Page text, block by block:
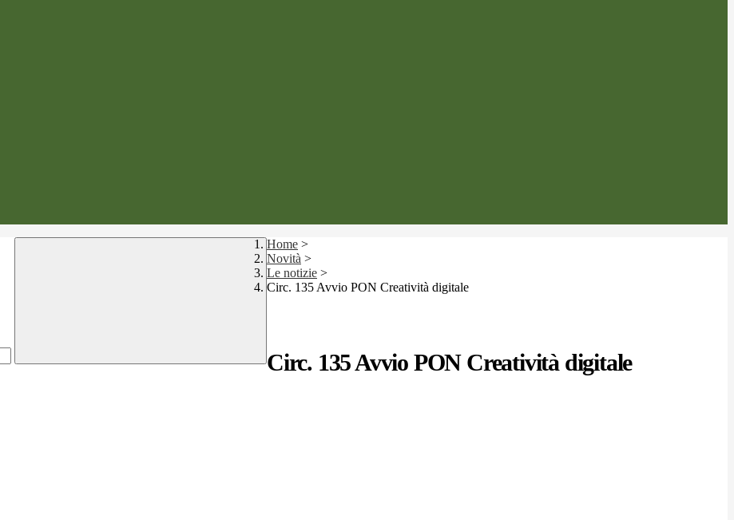
Home >
Novità >
Le notizie >
Circ. 135 Avvio PON Creatività digitale
Circ. 135 Avvio PON Creatività digitale